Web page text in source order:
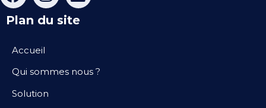
Plan du site
Accueil
Qui sommes nous ?
Solution